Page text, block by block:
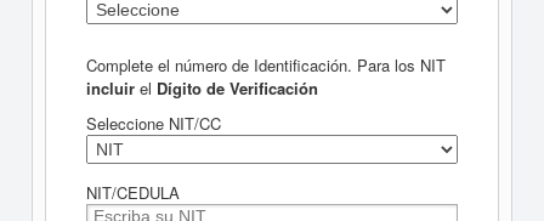
Complete el número de Identificación. Para los NIT
incluirel Dígito de Verificación
Seleccione NIT/CC
NIT/CEDULA